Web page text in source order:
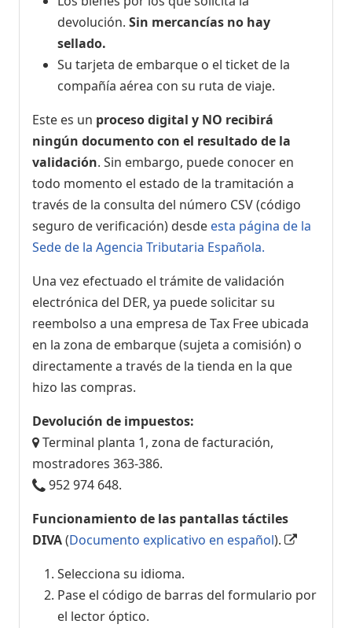
devolución. Sin mercancías no hay
sellado.
Su tarjeta de embarque o el ticket de la
compañía aérea con su ruta de viaje.
Este es un proceso digital y NO recibirá
ningún documento con el resultado de la
validación. Sin embargo, puede conocer en
todo momento el estado de la tramitación a
través de la consulta del número CSV (código
seguro de verificación) desde esta página de la
Sede de la Agencia Tributaria Española.
Una vez efectuado el trámite de validación
electrónica del DER, ya puede solicitar su
reembolso a una empresa de Tax Free ubicada
en la zona de embarque (sujeta a comisión) o
directamente a través de la tienda en la que
hizo las compras.
Devolución de impuestos:
Terminal planta 1, zona de facturación,
mostradores 363-386.
952 974 648.
Funcionamiento de las pantallas táctiles
DIVA(Documento explicativo en español).
Selecciona su idioma.
Pase el código de barras del formulario por
el lector óptico.